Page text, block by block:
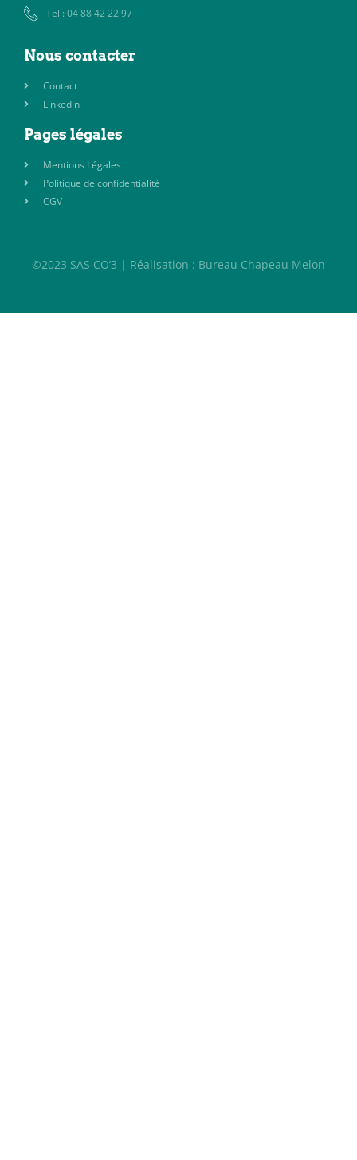
Tel : 04 88 42 22 97
Nous contacter
Contact
Linkedin
Pages légales
Mentions Légales
Politique de confidentialité
CGV
©2023 SAS CO’3 | Réalisation : Bureau Chapeau Melon